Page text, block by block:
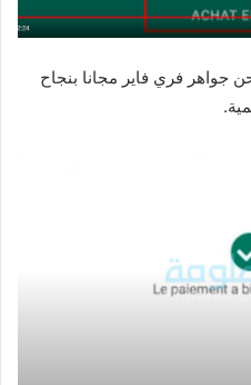
جواهر فري فاير مجانا بنجاح